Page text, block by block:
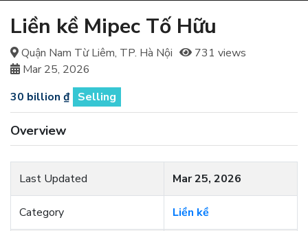
Liền kề Mipec Tố Hữu
Quận Nam Từ Liêm, TP. Hà Nội
731 views
Mar 25, 2026
30 billion ₫ Selling
Overview
Last Updated Mar 25, 2026
Category Liền kề